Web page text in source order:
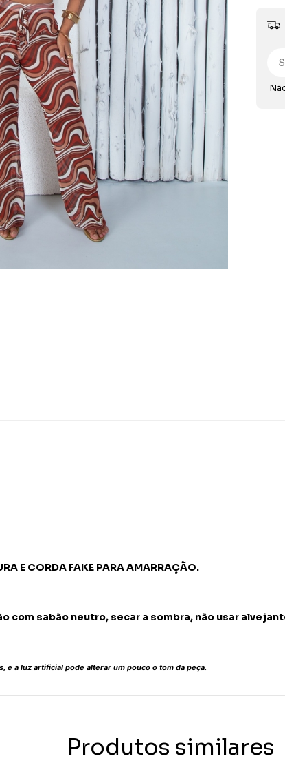
E CORDA FAKE PARA AMARRAÇÃO.
com sabão neutro, secar a sombra, não usar
e a luz artificial pode alterar um pouco o tom da peça.
Produtos similares